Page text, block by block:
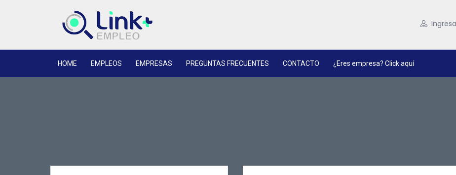
HOME EMPLEOS EMPRESAS PREGUNTAS FRECUENTES CONTACTO ¿Eres empresa? Click aquí